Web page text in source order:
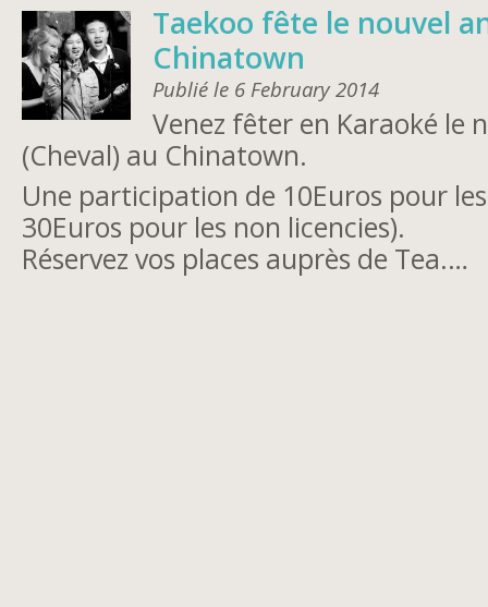
Taekoo fête le nouvel
Chinatown
Publié le 6 February 2014
Venez fêter en Karaoké le
(Cheval) au Chinatown.
Une participation de 10Euros pour
30Euros pour les non licencies).
Réservez vos places auprès de Tea.…